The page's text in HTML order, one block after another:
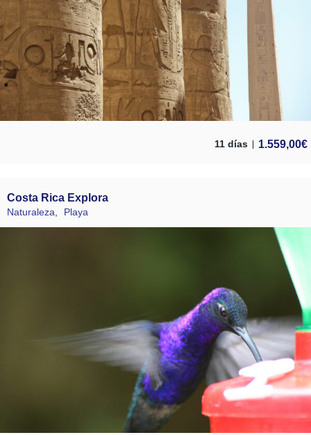
11 días 1.559,00€
Costa Rica Explora
Naturaleza Playa